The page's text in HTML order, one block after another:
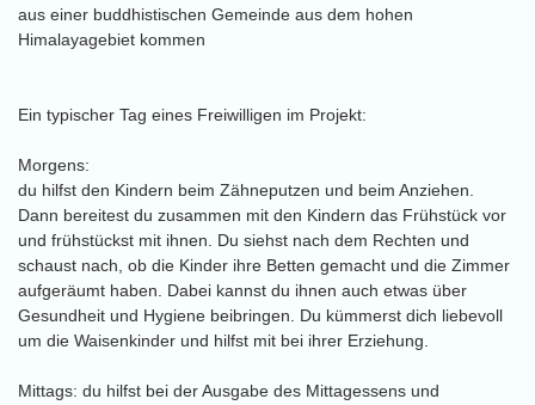
aus einer buddhistischen Gemeinde aus dem hohen
Himalayagebiet kommen
Ein typischer Tag eines Freiwilligen im Projekt:
Morgens:
du hilfst den Kindern beim Zähneputzen und beim Anziehen.
Dann bereitest du zusammen mit den Kindern das Frühstück vor
und frühstückst mit ihnen. Du siehst nach dem Rechten und
schaust nach, ob die Kinder ihre Betten gemacht und die Zimmer
aufgeräumt haben. Dabei kannst du ihnen auch etwas über
Gesundheit und Hygiene beibringen. Du kümmerst dich liebevoll
um die Waisenkinder und hilfst mit bei ihrer Erziehung.
Mittags: du hilfst bei der Ausgabe des Mittagessens und